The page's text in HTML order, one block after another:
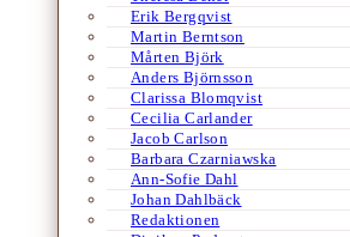
Erik Bergqvist
Martin Berntson
Mårten Björk
Anders Björnsson
Clarissa Blomqvist
Cecilia Carlander
Jacob Carlson
Barbara Czarniawska
Ann-Sofie Dahl
Johan Dahlbäck
Redaktionen